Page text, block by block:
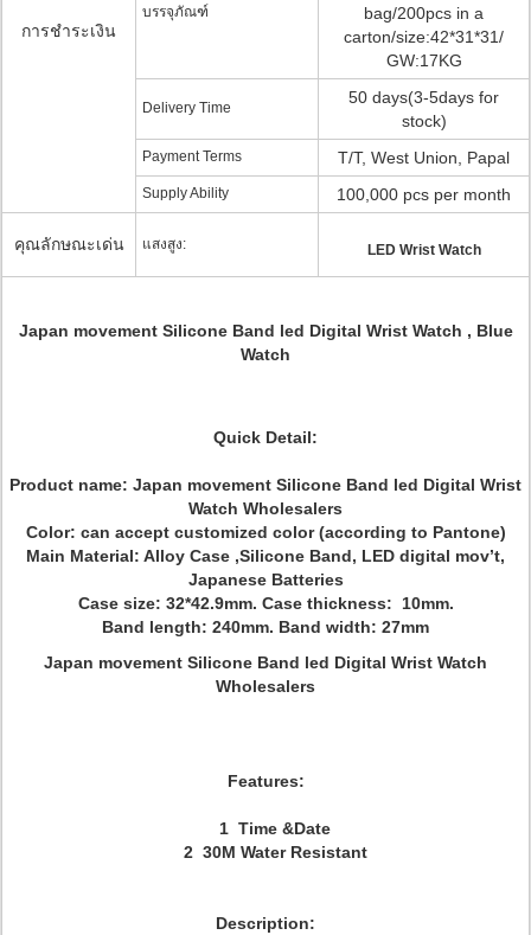
การชำระเงิน
บรรจุภัณฑ์
bag/200pcs in a
carton/size:42*31*31/
GW:17KG
Delivery Time
50 days(3-5days for
stock)
Payment Terms T/T, West Union, Papal
Supply Ability 100,000 pcs per month
คุณลักษณะเด่น แสงสูง: LED Wrist Watch
Japan movement Silicone Band led Digital Wrist Watch , Blue
Watch
Quick Detail:
Product name: Japan movement Silicone Band led Digital Wrist
Watch Wholesalers
Color: can accept customized color (according to Pantone)
Main Material: Alloy Case ,Silicone Band, LED digital mov’t,
Japanese Batteries
Case size: 32*42.9mm. Case thickness: 10mm.
Band length: 240mm. Band width: 27mm
Japan movement Silicone Band led Digital Wrist Watch
Wholesalers
Features:
1 Time &Date
2 30M Water Resistant
Description: